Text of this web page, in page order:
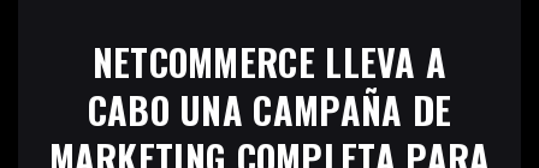
NETCOMMERCE LLEVA A
CABO UNA CAMPAÑA DE